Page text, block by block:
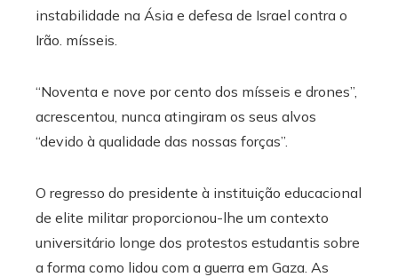
instabilidade na Ásia e defesa de Israel contra o
Irão. mísseis.
“Noventa e nove por cento dos mísseis e drones”,
acrescentou, nunca atingiram os seus alvos
“devido à qualidade das nossas forças”.
O regresso do presidente à instituição educacional
de elite militar proporcionou-lhe um contexto
universitário longe dos protestos estudantis sobre
a forma como lidou com a guerra em Gaza. As